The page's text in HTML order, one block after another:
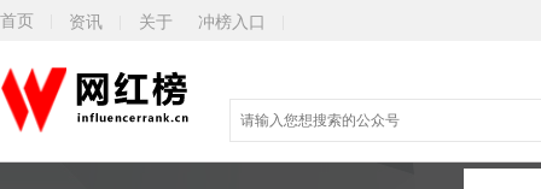
首页 资讯 关于 冲榜入口